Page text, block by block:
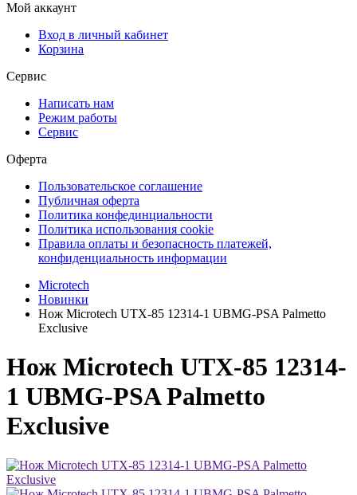
Мой аккаунт
Вход в личный кабинет
Корзина
Сервис
Написать нам
Режим работы
Сервис
Оферта
Пользовательское соглашение
Публичная оферта
Политика конфединциальности
Политика использования cookie
Правила оплаты и безопасность платежей,
конфиденциальность информации
Microtech
Новинки
Нож Microtech UTX-85 12314-1 UBMG-PSA Palmetto
Exclusive
Нож Microtech UTX-85 12314-
1 UBMG-PSA Palmetto
Exclusive